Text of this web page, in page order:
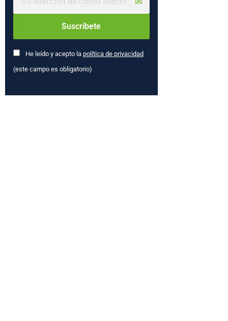
He leído y acepto la política de privacidad
(este campo es obligatorio)